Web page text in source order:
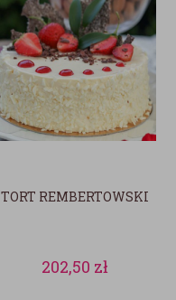
TORT REMBERTOWSKI
202,50 zł